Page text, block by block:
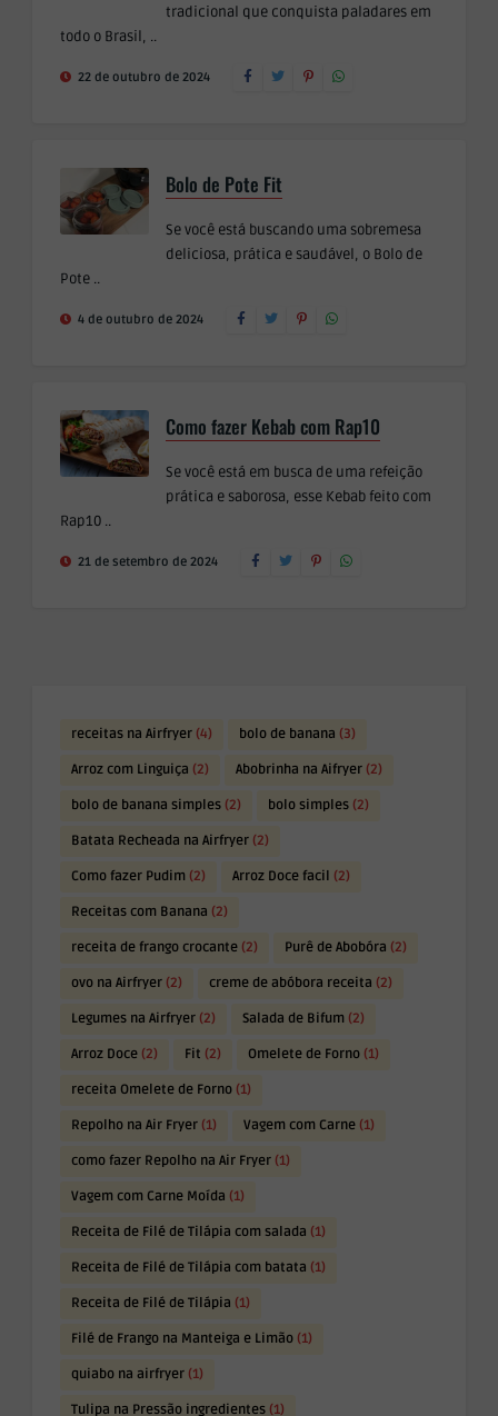
tradicional que conquista paladares em
todo o Brasil, ..
22 de outubro de 2024
Bolo de Pote Fit
Se você está buscando uma sobremesa
deliciosa, prática e saudável, o Bolo de
Pote ..
4 de outubro de 2024
Como fazer Kebab com Rap10
Se você está em busca de uma refeição
prática e saborosa, esse Kebab feito com
Rap10 ..
21 de setembro de 2024
receitas na Airfryer (4) bolo de banana (3)
Arroz com Linguiça (2) Abobrinha na Aifryer (2)
bolo de banana simples (2) bolo simples (2)
Batata Recheada na Airfryer (2)
Como fazer Pudim (2) Arroz Doce facil (2)
Receitas com Banana (2)
receita de frango crocante (2) Purê de Abobóra (2)
ovo na Airfryer (2) creme de abóbora receita (2)
Legumes na Airfryer (2) Salada de Bifum (2)
Arroz Doce (2) Fit (2) Omelete de Forno (1)
receita Omelete de Forno (1)
Repolho na Air Fryer (1) Vagem com Carne (1)
como fazer Repolho na Air Fryer (1)
Vagem com Carne Moída (1)
Receita de Filé de Tilápia com salada (1)
Receita de Filé de Tilápia com batata (1)
Receita de Filé de Tilápia (1)
Filé de Frango na Manteiga e Limão (1)
quiabo na airfryer (1)
Tulipa na Pressão ingredientes (1)